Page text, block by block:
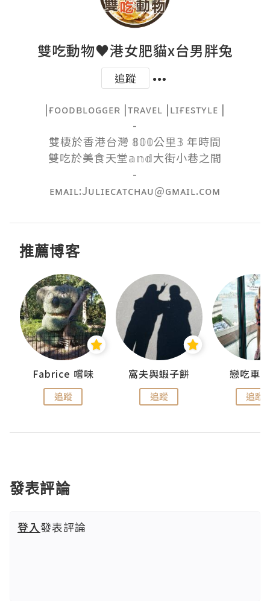
雙吃動物♥港女肥貓x台男胖兔
追蹤
|ғᴏᴏᴅʙʟᴏɢɢᴇʀ |ᴛʀᴀᴠᴇʟ |ʟɪғᴇsᴛʏʟᴇ |
-
雙棲於香港台灣 𝟠𝟘𝟘公里𝟛 年時間
雙吃於美食天堂𝕒𝕟𝕕大街小巷之間
-
ᴇᴍᴀɪʟ:Jᴜʟɪᴇᴄᴀᴛᴄʜᴀᴜ@ɢᴍᴀɪʟ.ᴄᴏᴍ
推薦博客
Fabrice 嚐味
追蹤
窩夫與蝦子餅
追蹤
戀吃車
追蹤
發表評論
登入發表評論